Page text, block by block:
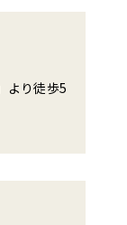
より徒歩5